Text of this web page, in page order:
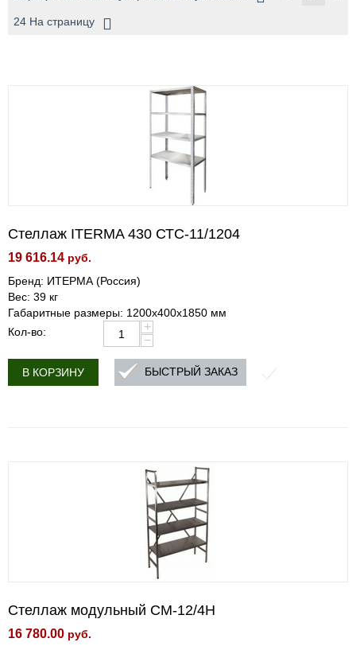
24 На страницу
Стеллаж ITERMA 430 СТС-11/1204
19 616.14 руб.
Бренд: ИТЕРМА (Россия)
Вес: 39 кг
Габаритные размеры: 1200x400x1850 мм
Кол-во:
+
−
В КОРЗИНУ БЫСТРЫЙ ЗАКАЗ
Стеллаж модульный СМ-12/4Н
16 780.00 руб.